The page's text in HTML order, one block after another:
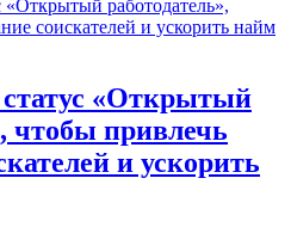
«Открытый
чтобы привлечь
и ускорить